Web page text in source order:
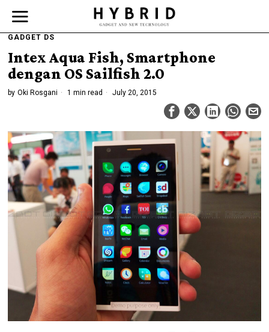
GADGET DS
Intex Aqua Fish, Smartphone
dengan OS Sailfish 2.0
by Oki Rosgani 1 min read July 20, 2015